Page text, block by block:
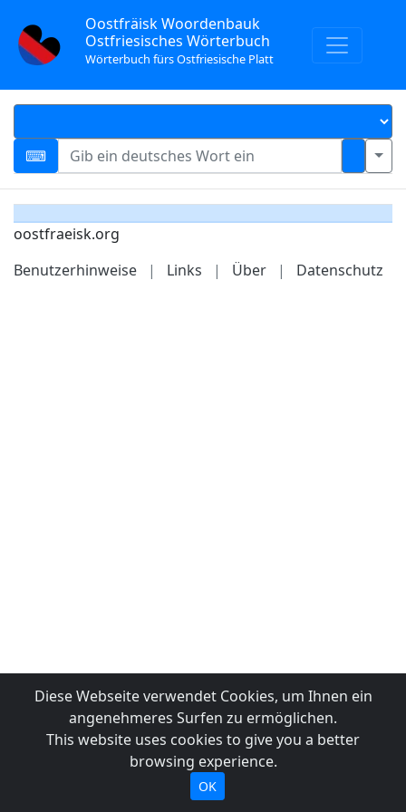
Oostfräisk Woordenbauk
Ostfriesisches Wörterbuch
Wörterbuch fürs Ostfriesische Platt
oostfraeisk.org
Benutzerhinweise
| Links | Über | Datenschutz
Diese Webseite verwendet Cookies, um Ihnen ein
angenehmeres Surfen zu ermöglichen.
This website uses cookies to give you a better
browsing experience.
OK